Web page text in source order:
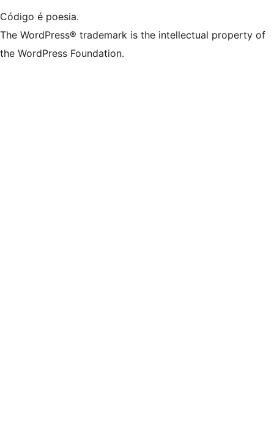
Código é poesia.
The WordPress® trademark is the intellectual property of
the WordPress Foundation.